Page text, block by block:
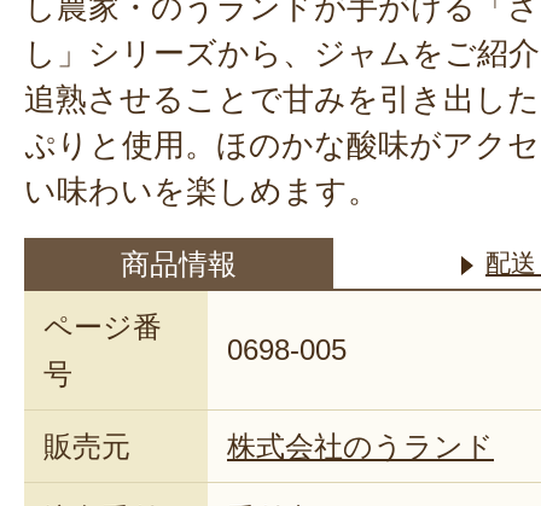
し農家・のうランドが手がける「
し」シリーズから、ジャムをご紹
追熟させることで甘みを引き出し
ぷりと使用。ほのかな酸味がアク
い味わいを楽しめます。
商品情報 配
ページ番
号
0698-005
販売元 株式会社のうランド